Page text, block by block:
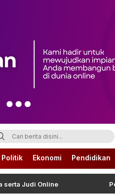
Politik Ekonomi Pendidikan
Judi Online